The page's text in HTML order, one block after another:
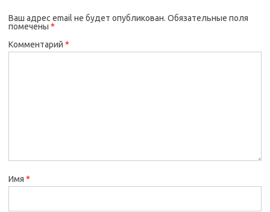
Ваш адрес email не будет опубликован. Обязательные поля
помечены *
Комментарий *
Имя *